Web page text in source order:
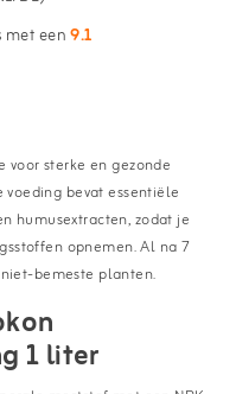
met een9.1
sterke en gezonde
bevat essentiële
humusextracten, zodat je
opnemen. Al na 7
bemeste planten.
1 liter